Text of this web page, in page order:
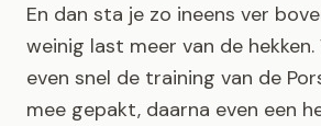
En dan sta je zo ineens ver
weinig last meer van de
even snel de training van de
mee gepakt, daarna even een